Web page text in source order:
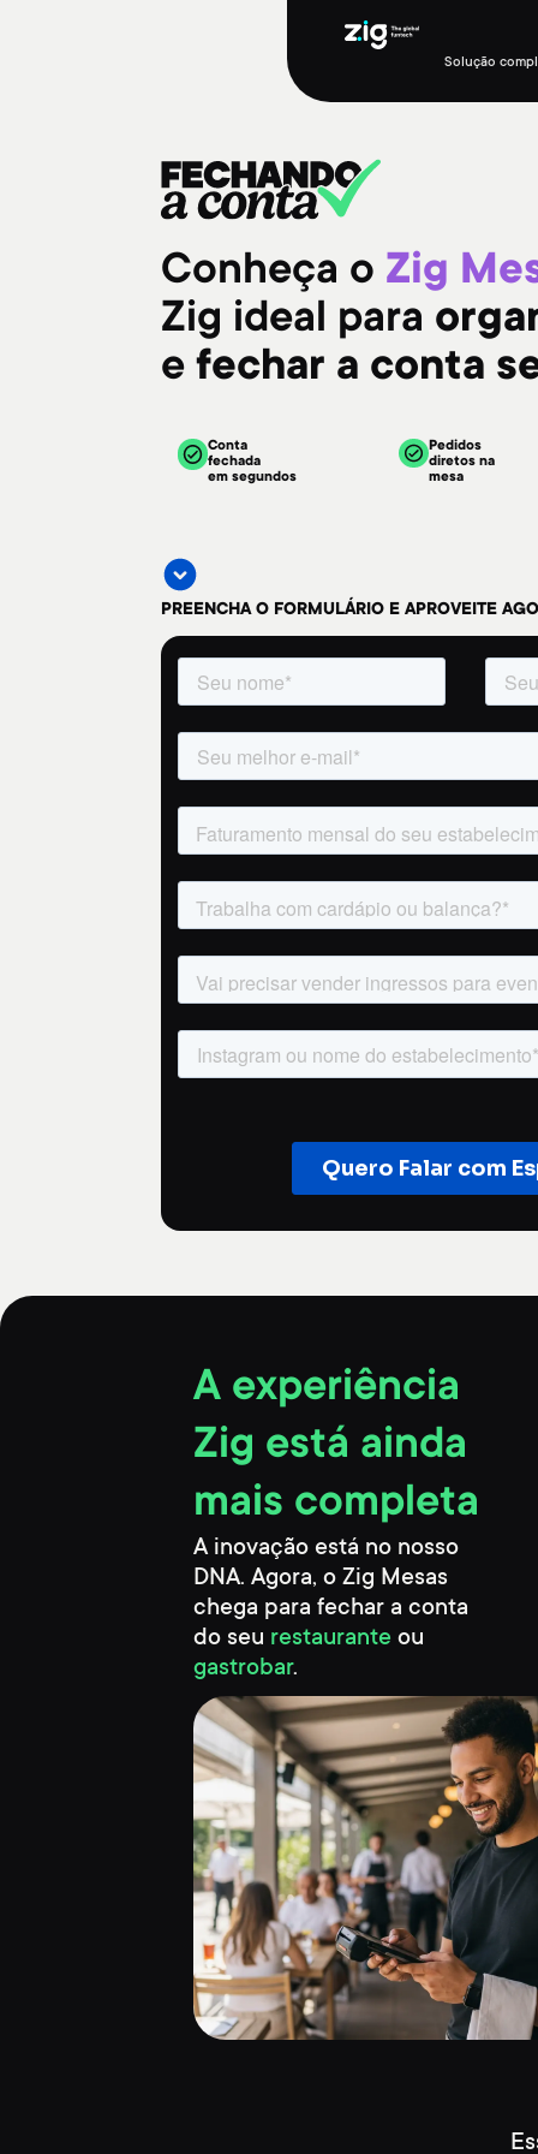
Solução
Conheça o Zig
Zig ideal para
efechar a conta
Conta
fechada
em segundos
Pedidos
diretos na
mesa
PREENCHA O FORMULÁRIO E APROVEITE
A experiência
Zig está ainda
mais completa
A inovação está no nosso
DNA. Agora, o Zig Mesas
chega para fechar a conta
do seu restauranteou
gastrobar.